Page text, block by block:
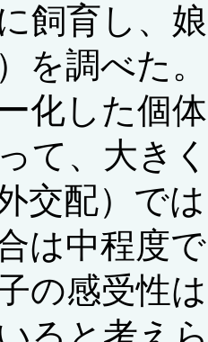
飼育し、
を調べた
化した個
て、大き
交配）で
は中程度
の感受性